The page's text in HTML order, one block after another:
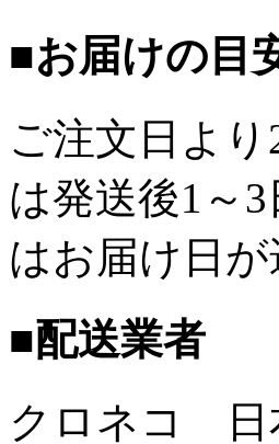
■お届けの目
ご注文日よ
は発送後1～
はお届け日
■配送業者
クロネコ 日